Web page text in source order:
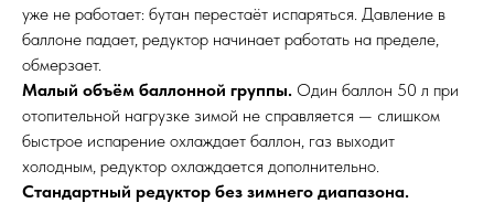
уже не работает: бутан перестаёт испаряться. Давление в
баллоне падает, редуктор начинает работать на пределе,
обмерзает.
Малый объём баллонной группы. Один баллон 50 л при
отопительной нагрузке зимой не справляется — слишком
быстрое испарение охлаждает баллон, газ выходит
холодным, редуктор охлаждается дополнительно.
Стандартный редуктор без зимнего диапазона.